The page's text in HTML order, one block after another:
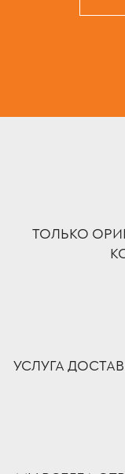
ТОЛЬКО
УСЛУГА